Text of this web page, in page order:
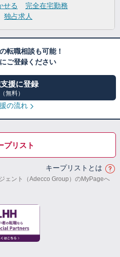
せる
完全在宅勤務
独占求人
転職相談も可能！
ご登録ください
援に登録
（無料）
の流れ
プリスト
キープリストとは
ェント（Adecco Group）のMyPageへ